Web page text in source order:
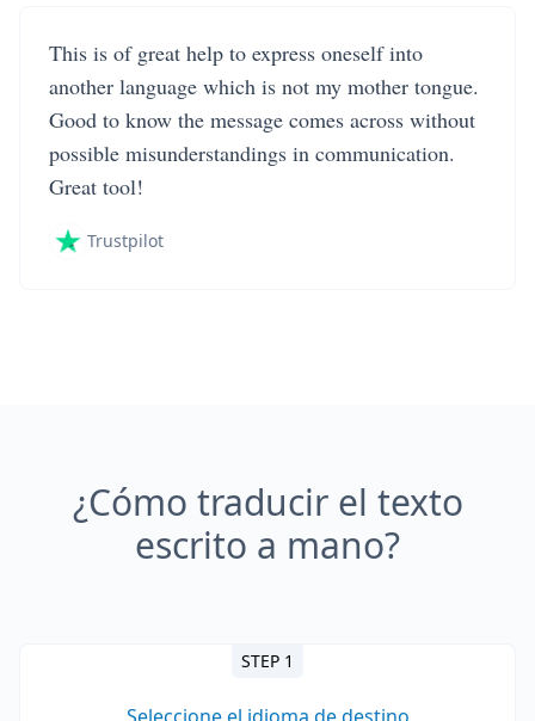
This is of great help to express oneself into
another language which is not my mother tongue.
Good to know the message comes across without
possible misunderstandings in communication.
Great tool!
Trustpilot
¿Cómo traducir el texto
escrito a mano?
STEP 1